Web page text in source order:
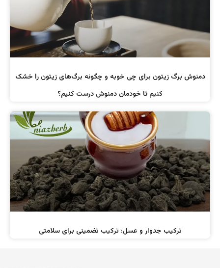
دمنوش برگ زیتون برای چی خوبه و چگونه برگ‌های زیتون را خشک
کنیم تا خودمان دمنوش درست کنیم؟
ترکیب جدوار و عسل: ترکیب تضمینی برای سلامتی